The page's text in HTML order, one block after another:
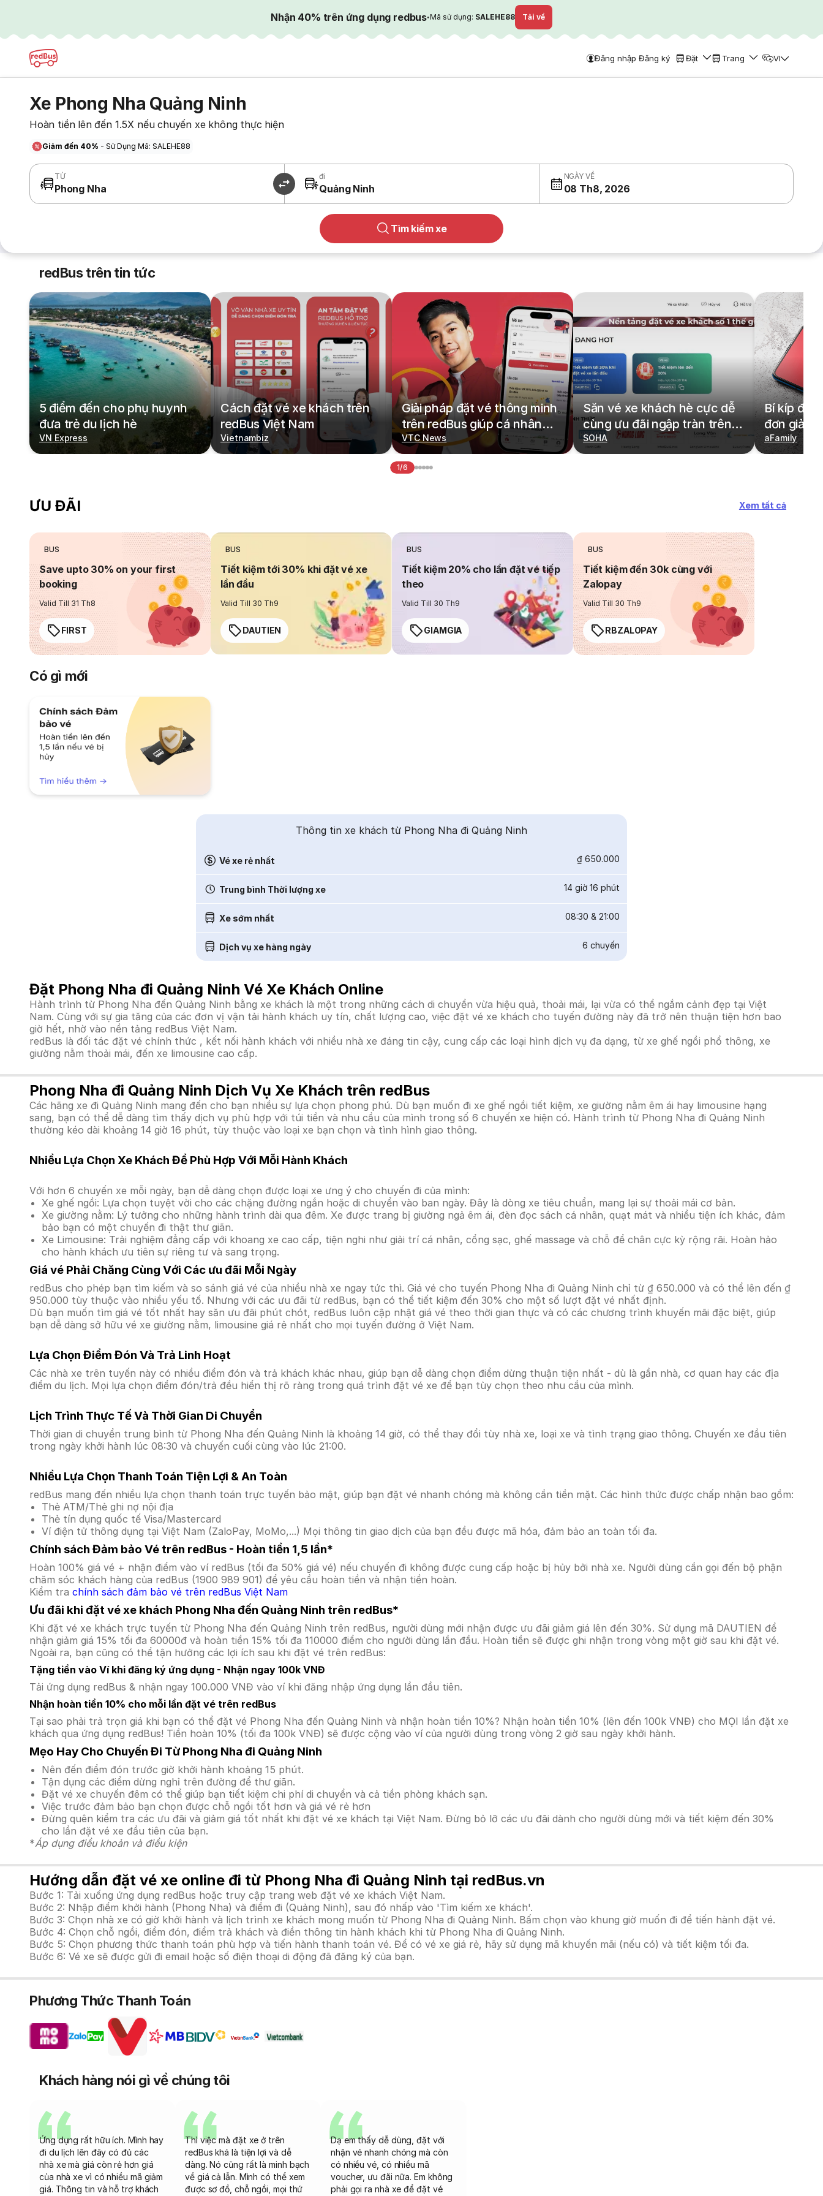
Nhận 40% trên ứng dụng redbus·Mã sử dụng: SALEHE88 Tải về
Đăng nhập Đăng ký Đặt Trang VI
Xe Phong Nha Quảng Ninh
Hoàn tiền lên đến 1.5X nếu chuyến xe không thực hiện
Giảm đến 40% - Sử Dụng Mã: SALEHE88
TỪ
Phong Nha
đi
Quảng Ninh
NGÀY VỀ
08 Th8, 2026
Tìm kiếm xe
redBus trên tin tức
5 điểm đến cho phụ huynh
đưa trẻ du lịch hè
VN Express
Cách đặt vé xe khách trên
redBus Việt Nam
Vietnambiz
Giải pháp đặt vé thông minh
trên redBus giúp cá nhân
hoá hành trình di chuyển
VTC News
Săn vé xe khách hè cực dễ
cùng ưu đãi ngập tràn trên
redBus
SOHA
Bí kíp đặt
đơn giản,
cả gia
aFamily
1/6
ƯU ĐÃI Xem tất cả
BUS
Save upto 30% on your first
booking
Valid Till 31 Th8
FIRST
BUS
Tiết kiệm tới 30% khi đặt vé xe
lần đầu
Valid Till 30 Th9
DAUTIEN
BUS
Tiết kiệm 20% cho lần đặt vé tiếp
theo
Valid Till 30 Th9
GIAMGIA
BUS
Tiết kiệm đến 30k cùng với
Zalopay
Valid Till 30 Th9
RBZALOPAY
Có gì mới
Thông tin xe khách từ Phong Nha đi Quảng Ninh
Vé xe rẻ nhất ₫ 650.000
Trung bình Thời lượng xe 14 giờ 16 phút
Xe sớm nhất 08:30 & 21:00
Dịch vụ xe hàng ngày 6 chuyến
Đặt Phong Nha đi Quảng Ninh Vé Xe Khách Online
Hành trình từ Phong Nha đến Quảng Ninh bằng xe khách là một trong những cách di chuyển vừa hiệu quả, thoải mái, lại vừa có thể ngắm cảnh đẹp tại Việt
Nam. Cùng với sự gia tăng của các đơn vị vận tải hành khách uy tín, chất lượng cao, việc đặt vé xe khách cho tuyến đường này đã trở nên thuận tiện hơn bao
giờ hết, nhờ vào nền tảng redBus Việt Nam.
redBus là đối tác đặt vé chính thức , kết nối hành khách với nhiều nhà xe đáng tin cậy, cung cấp các loại hình dịch vụ đa dạng, từ xe ghế ngồi phổ thông, xe
giường nằm thoải mái, đến xe limousine cao cấp.
Phong Nha đi Quảng Ninh Dịch Vụ Xe Khách trên redBus
Các hãng xe đi Quảng Ninh mang đến cho bạn nhiều sự lựa chọn phong phú. Dù bạn muốn đi xe ghế ngồi tiết kiệm, xe giường nằm êm ái hay limousine hạng
sang, bạn có thể dễ dàng tìm thấy dịch vụ phù hợp với túi tiền và nhu cầu của mình trong số 6 chuyến xe hiện có. Hành trình từ Phong Nha đi Quảng Ninh
thường kéo dài khoảng 14 giờ 16 phút, tùy thuộc vào loại xe bạn chọn và tình hình giao thông.
Nhiều Lựa Chọn Xe Khách Để Phù Hợp Với Mỗi Hành Khách
Với hơn 6 chuyến xe mỗi ngày, bạn dễ dàng chọn được loại xe ưng ý cho chuyến đi của mình:
Xe ghế ngồi: Lựa chọn tuyệt vời cho các chặng đường ngắn hoặc di chuyển vào ban ngày. Đây là dòng xe tiêu chuẩn, mang lại sự thoải mái cơ bản.
Xe giường nằm: Lý tưởng cho những hành trình dài qua đêm. Xe được trang bị giường ngả êm ái, đèn đọc sách cá nhân, quạt mát và nhiều tiện ích khác, đảm
bảo bạn có một chuyến đi thật thư giãn.
Xe Limousine: Trải nghiệm đẳng cấp với khoang xe cao cấp, tiện nghi như giải trí cá nhân, cổng sạc, ghế massage và chỗ để chân cực kỳ rộng rãi. Hoàn hảo
cho hành khách ưu tiên sự riêng tư và sang trọng.
Giá vé Phải Chăng Cùng Với Các ưu đãi Mỗi Ngày
redBus cho phép bạn tìm kiếm và so sánh giá vé của nhiều nhà xe ngay tức thì. Giá vé cho tuyến Phong Nha đi Quảng Ninh chỉ từ ₫ 650.000 và có thể lên đến ₫
950.000 tùy thuộc vào nhiều yếu tố. Nhưng với các ưu đãi từ redBus, bạn có thể tiết kiệm đến 30% cho một số lượt đặt vé nhất định.
Dù bạn muốn tìm giá vé tốt nhất hay săn ưu đãi phút chót, redBus luôn cập nhật giá vé theo thời gian thực và có các chương trình khuyến mãi đặc biệt, giúp
bạn dễ dàng sở hữu vé xe giường nằm, limousine giá rẻ nhất cho mọi tuyến đường ở Việt Nam.
Lựa Chọn Điểm Đón Và Trả Linh Hoạt
Các nhà xe trên tuyến này có nhiều điểm đón và trả khách khác nhau, giúp bạn dễ dàng chọn điểm dừng thuận tiện nhất - dù là gần nhà, cơ quan hay các địa
điểm du lịch. Mọi lựa chọn điểm đón/trả đều hiển thị rõ ràng trong quá trình đặt vé xe để bạn tùy chọn theo nhu cầu của mình.
Lịch Trình Thực Tế Và Thời Gian Di Chuyển
Thời gian di chuyển trung bình từ Phong Nha đến Quảng Ninh là khoảng 14 giờ, có thể thay đổi tùy nhà xe, loại xe và tình trạng giao thông. Chuyến xe đầu tiên
trong ngày khởi hành lúc 08:30 và chuyến cuối cùng vào lúc 21:00.
Nhiều Lựa Chọn Thanh Toán Tiện Lợi & An Toàn
redBus mang đến nhiều lựa chọn thanh toán trực tuyến bảo mật, giúp bạn đặt vé nhanh chóng mà không cần tiền mặt. Các hình thức được chấp nhận bao gồm:
Thẻ ATM/Thẻ ghi nợ nội địa
Thẻ tín dụng quốc tế Visa/Mastercard
Ví điện tử thông dụng tại Việt Nam (ZaloPay, MoMo,...) Mọi thông tin giao dịch của bạn đều được mã hóa, đảm bảo an toàn tối đa.
Chính sách Đảm bảo Vé trên redBus - Hoàn tiền 1,5 lần*
Hoàn 100% giá vé + nhận điểm vào ví redBus (tối đa 50% giá vé) nếu chuyến đi không được cung cấp hoặc bị hủy bởi nhà xe. Người dùng cần gọi đến bộ phận
chăm sóc khách hàng của redBus (1900 989 901) để yêu cầu hoàn tiền và nhận tiền hoàn.
Kiểm tra chính sách đảm bảo vé trên redBus Việt Nam
Ưu đãi khi đặt vé xe khách Phong Nha đến Quảng Ninh trên redBus*
Khi đặt vé xe khách trực tuyến từ Phong Nha đến Quảng Ninh trên redBus, người dùng mới nhận được ưu đãi giảm giá lên đến 30%. Sử dụng mã DAUTIEN để
nhận giảm giá 15% tối đa 60000đ và hoàn tiền 15% tối đa 110000 điểm cho người dùng lần đầu. Hoàn tiền sẽ được ghi nhận trong vòng một giờ sau khi đặt vé.
Ngoài ra, bạn cũng có thể tận hưởng các lợi ích sau khi đặt vé trên redBus:
Tặng tiền vào Ví khi đăng ký ứng dụng - Nhận ngay 100k VNĐ
Tải ứng dụng redBus & nhận ngay 100.000 VNĐ vào ví khi đăng nhập ứng dụng lần đầu tiên.
Nhận hoàn tiền 10% cho mỗi lần đặt vé trên redBus
Tại sao phải trả trọn giá khi bạn có thể đặt vé Phong Nha đến Quảng Ninh và nhận hoàn tiền 10%? Nhận hoàn tiền 10% (lên đến 100k VNĐ) cho MỌI lần đặt xe
khách qua ứng dụng redBus! Tiền hoàn 10% (tối đa 100k VNĐ) sẽ được cộng vào ví của người dùng trong vòng 2 giờ sau ngày khởi hành.
Mẹo Hay Cho Chuyến Đi Từ Phong Nha đi Quảng Ninh
Nên đến điểm đón trước giờ khởi hành khoảng 15 phút.
Tận dụng các điểm dừng nghỉ trên đường để thư giãn.
Đặt vé xe chuyến đêm có thể giúp bạn tiết kiệm chi phí di chuyển và cả tiền phòng khách sạn.
Việc trước đảm bảo bạn chọn được chỗ ngồi tốt hơn và giá vé rẻ hơn
Đừng quên kiểm tra các ưu đãi và giảm giá tốt nhất khi đặt vé xe khách tại Việt Nam. Đừng bỏ lỡ các ưu đãi dành cho người dùng mới và tiết kiệm đến 30%
cho lần đặt vé xe đầu tiên của bạn.
*Áp dụng điều khoản và điều kiện
Hướng dẫn đặt vé xe online đi từ Phong Nha đi Quảng Ninh tại redBus.vn
Bước 1: Tải xuống ứng dụng redBus hoặc truy cập trang web đặt vé xe khách Việt Nam.
Bước 2: Nhập điểm khởi hành (Phong Nha) và điểm đi (Quảng Ninh), sau đó nhấp vào 'Tìm kiếm xe khách'.
Bước 3: Chọn nhà xe có giờ khởi hành và lịch trình xe khách mong muốn từ Phong Nha đi Quảng Ninh. Bấm chọn vào khung giờ muốn đi để tiến hành đặt vé.
Bước 4: Chọn chỗ ngồi, điểm đón, điểm trả khách và điền thông tin hành khách khi từ Phong Nha đi Quảng Ninh.
Bước 5: Chọn phương thức thanh toán phù hợp và tiến hành thanh toán vé. Để có vé xe giá rẻ, hãy sử dụng mã khuyến mãi (nếu có) và tiết kiệm tối đa.
Bước 6: Vé xe sẽ được gửi đi email hoặc số điện thoại di động đã đăng ký của bạn.
Phương Thức Thanh Toán
Khách hàng nói gì về chúng tôi
Ứng dụng rất hữu ích. Mình hay
đi du lịch lên đây có đủ các
nhà xe mà giá còn rẻ hơn giá
của nhà xe vì có nhiều mã giảm
giá. Thông tin và hỗ trợ khách
Thì việc mà đặt xe ở trên
redBus khá là tiện lợi và dễ
dàng. Nó cũng rất là minh bạch
về giá cả lẫn. Mình có thể xem
được sơ đồ, chỗ ngồi, mọi thứ
Dạ em thấy dễ dùng, đặt với
nhận vé nhanh chóng mà còn
có nhiều vé, có nhiều mã
voucher, ưu đãi nữa. Em không
phải gọi ra nhà xe để đặt vé